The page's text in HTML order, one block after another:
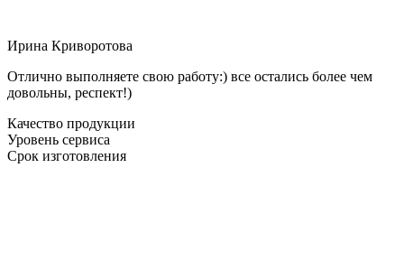
Ирина Криворотова
Отлично выполняете свою работу:) все остались более чем
довольны, респект!)
Качество продукции
Уровень сервиса
Срок изготовления